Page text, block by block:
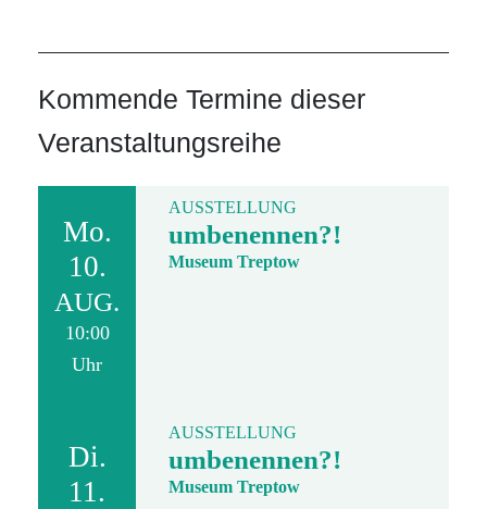
Kommende Termine dieser
Veranstaltungsreihe
Mo.
10.
AUG.
10:00
Uhr
AUSSTELLUNG
umbenennen?!
Museum Treptow
Di.
11.
AUSSTELLUNG
umbenennen?!
Museum Treptow